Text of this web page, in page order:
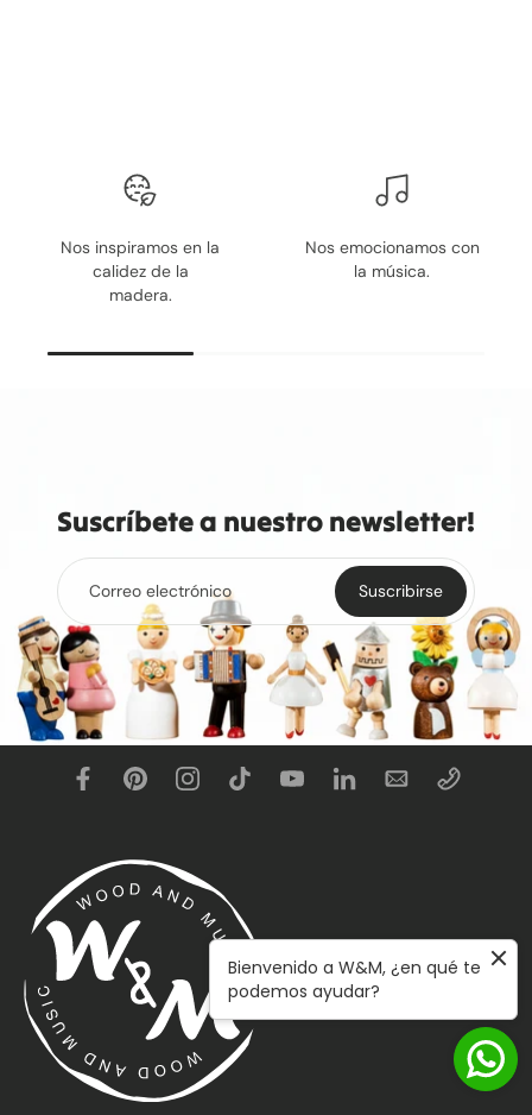
Somos eco-friendly (y
nuestras
marcas también)
Disfrutamos cada
momento con
Suscríbete a nuestro newsletter!
Correo electrónico Suscribirse
Bienvenido a W&M, ¿en qué te
podemos ayudar?